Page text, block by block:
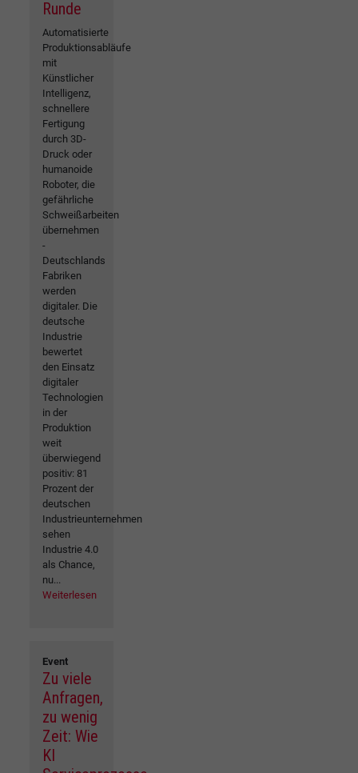
Runde
Automatisierte
Produktionsabläufe
mit
Künstlicher
Intelligenz,
schnellere
Fertigung
durch 3D-
Druck oder
humanoide
Roboter, die
gefährliche
Schweißarbeiten
übernehmen
-
Deutschlands
Fabriken
werden
digitaler. Die
deutsche
Industrie
bewertet
den Einsatz
digitaler
Technologien
in der
Produktion
weit
überwiegend
positiv: 81
Prozent der
deutschen
Industrieunternehmen
sehen
Industrie 4.0
als Chance,
nu...
Weiterlesen
Event
Zu viele
Anfragen,
zu wenig
Zeit: Wie
KI